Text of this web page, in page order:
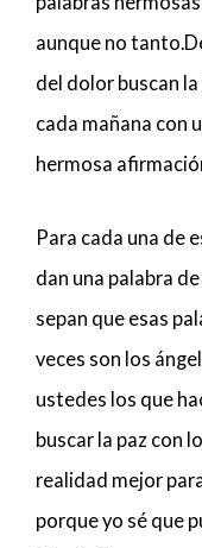
aunque no
del dolor buscan
cada mañana con
hermosa
Para cada una de
dan una palabra
sepan que esas
veces son los
ustedes los que
buscar la paz con
realidad mejor
porque yo sé que